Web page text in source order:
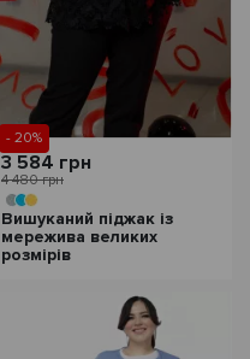
- 20%
3 584 грн
4 480 грн
Вишуканий піджак із
мережива великих
розмірів